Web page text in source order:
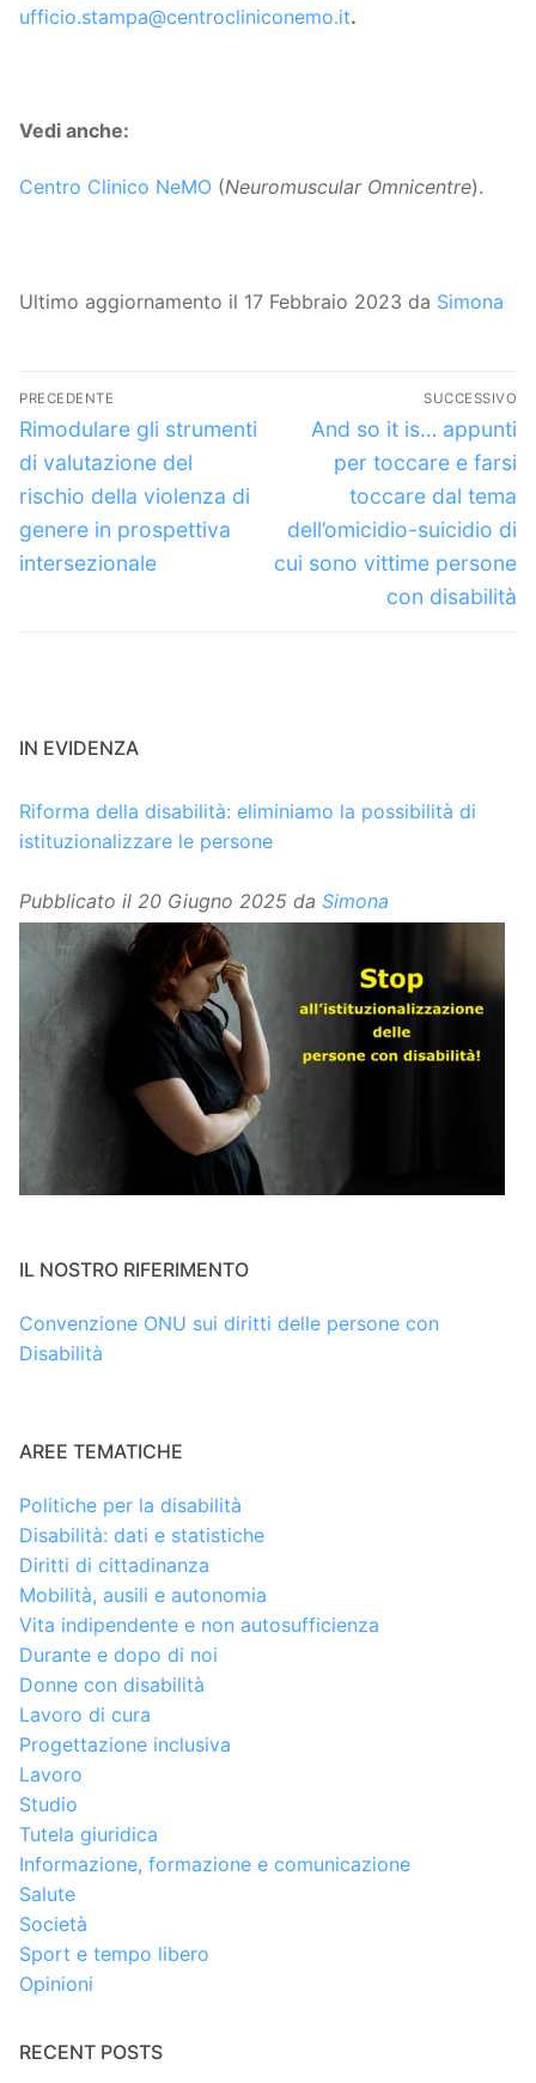
ufficio.stampa@centrocliniconemo.it.
Vedi anche:
Centro Clinico NeMO (Neuromuscular Omnicentre).
Ultimo aggiornamento il 17 Febbraio 2023 da Simona
Navigazione
articoli
PRECEDENTE
Articolo
precedente:
Rimodulare gli strumenti
di valutazione del
rischio della violenza di
genere in prospettiva
intersezionale
SUCCESSIVO
Articolo
successivo:
And so it is… appunti
per toccare e farsi
toccare dal tema
dell’omicidio-suicidio di
cui sono vittime persone
con disabilità
IN EVIDENZA
Riforma della disabilità: eliminiamo la possibilità di
istituzionalizzare le persone
Pubblicato il 20 Giugno 2025 da Simona
IL NOSTRO RIFERIMENTO
Convenzione ONU sui diritti delle persone con
Disabilità
AREE TEMATICHE
Politiche per la disabilità
Disabilità: dati e statistiche
Diritti di cittadinanza
Mobilità, ausili e autonomia
Vita indipendente e non autosufficienza
Durante e dopo di noi
Donne con disabilità
Lavoro di cura
Progettazione inclusiva
Lavoro
Studio
Tutela giuridica
Informazione, formazione e comunicazione
Salute
Società
Sport e tempo libero
Opinioni
RECENT POSTS